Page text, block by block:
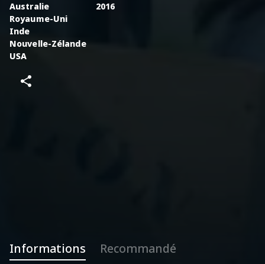
Australie
Royaume-Uni
Inde
Nouvelle-Zélande
USA
2016
Informations Recommandé